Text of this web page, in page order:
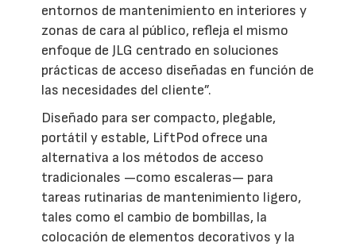
entornos de mantenimiento en interiores y
zonas de cara al público, refleja el mismo
enfoque de JLG centrado en soluciones
prácticas de acceso diseñadas en función de
las necesidades del cliente”.
Diseñado para ser compacto, plegable,
portátil y estable, LiftPod ofrece una
alternativa a los métodos de acceso
tradicionales —como escaleras— para
tareas rutinarias de mantenimiento ligero,
tales como el cambio de bombillas, la
colocación de elementos decorativos y la